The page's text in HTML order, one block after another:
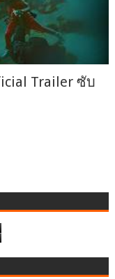
Trailer ซับ